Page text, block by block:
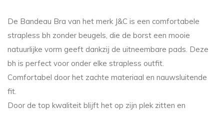
De Bandeau Bra van het merk J&C is een comfortabele
strapless bh zonder beugels, die de borst een mooie
natuurlijke vorm geeft dankzij de uitneembare pads. Deze
bh is perfect voor onder elke strapless outfit.
Comfortabel door het zachte materiaal en nauwsluitende
fit.
Door de top kwaliteit blijft het op zijn plek zitten en